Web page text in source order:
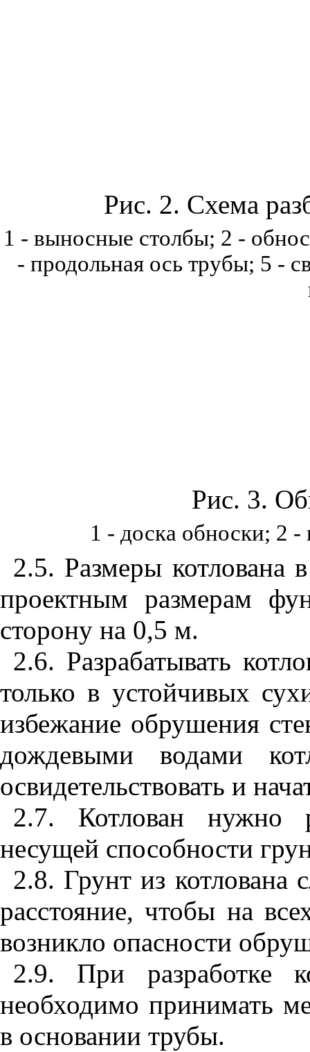
Рис. 2. Схема
1 - выносные столбы; 2 -
- продольная ось трубы; 5 -
Рис. 3.
1 - доска обноски; 2 -
2.5. Размеры котлована
проектным размерам
сторону на 0,5 м.
2.6. Разрабатывать
только в устойчивых
избежание обрушения
дождевыми водами
освидетельствовать и
2.7. Котлован нужно
несущей способности
2.8. Грунт из котлована
расстояние, чтобы на
возникло опасности
2.9. При разработке
необходимо принимать
в основании трубы.